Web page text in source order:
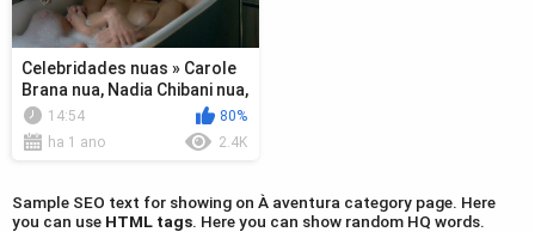
Celebridades nuas » Carole
Brana nua, Nadia Chibani nua,
Lise Bellynck nua - A l a...
14:54
80%
ha 1 ano
2.4K
Sample SEO text for showing on À aventura category page. Here
you can use HTML tags. Here you can show random HQ words.